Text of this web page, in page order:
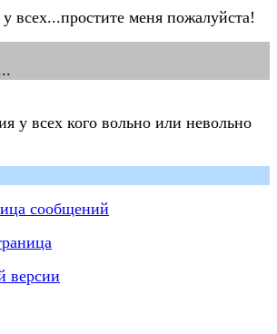
всех...простите меня пожалуйста!
у всех кого вольно или невольно
сообщений
версии